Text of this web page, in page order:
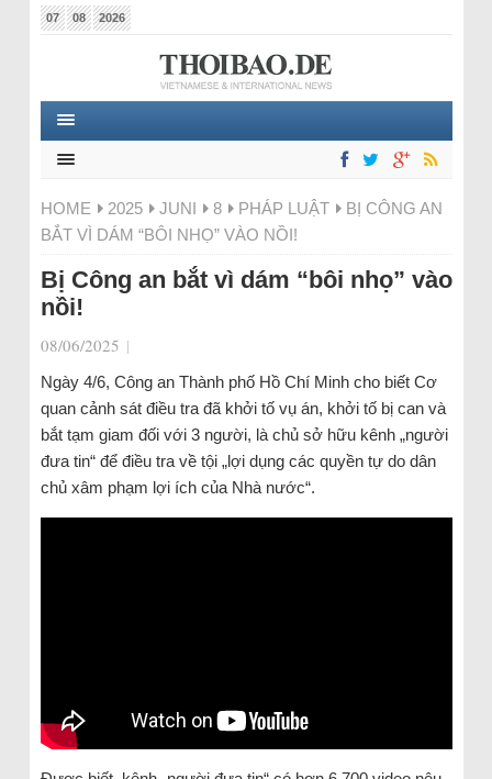
07 08 2026
HOME 2025 JUNI 8 PHÁP LUẬT
BỊ CÔNG AN
BẮT VÌ DÁM “BÔI NHỌ” VÀO NỒI!
Bị Công an bắt vì dám “bôi nhọ” vào
nồi!
08/06/2025 |
Ngày 4/6, Công an Thành phố Hồ Chí Minh cho biết Cơ
quan cảnh sát điều tra đã khởi tố vụ án, khởi tố bị can và
bắt tạm giam đối với 3 người, là chủ sở hữu kênh „người
đưa tin“ để điều tra về tội „lợi dụng các quyền tự do dân
chủ xâm phạm lợi ích của Nhà nước“.